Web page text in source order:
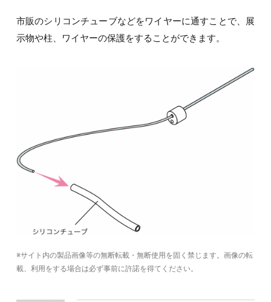
市販のシリコンチューブなどをワイヤーに通すことで、展
示物や柱、ワイヤーの保護をすることができます。
※サイト内の製品画像等の無断転載・無断使用を固く禁じます。画像の転
載、利用をする場合は必ず事前に許諾を得てください。